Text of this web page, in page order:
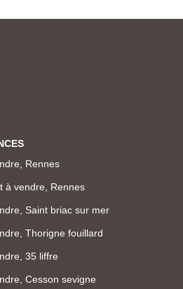
Rennes
à vendre, Rennes
Saint briac sur mer
Thorigne fouillard
35 liffre
Cesson sevigne